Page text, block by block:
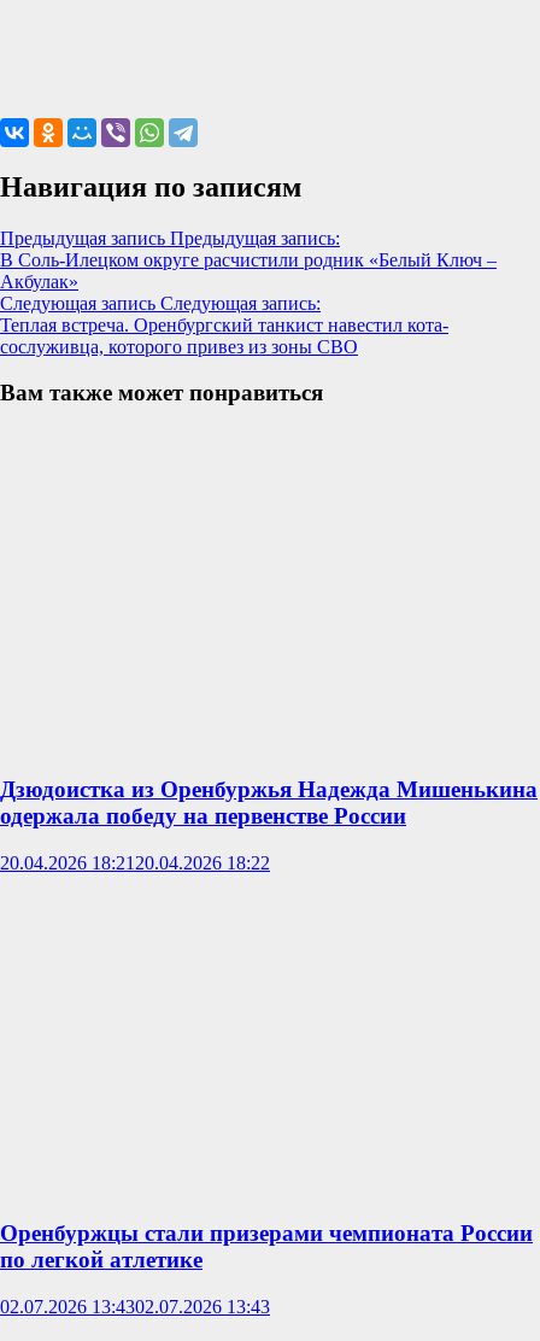
Навигация по записям
Предыдущая запись Предыдущая запись:
В Соль-Илецком округе расчистили родник «Белый Ключ –
Акбулак»
Следующая запись Следующая запись:
Теплая встреча. Оренбургский танкист навестил кота-
сослуживца, которого привез из зоны СВО
Вам также может понравиться
Дзюдоистка из Оренбуржья Надежда Мишенькина
одержала победу на первенстве России
20.04.2026 18:21 20.04.2026 18:22
Оренбуржцы стали призерами чемпионата России
по легкой атлетике
02.07.2026 13:4302.07.2026 13:43